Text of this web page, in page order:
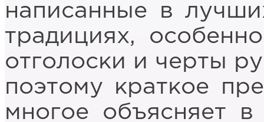
написанные в
традициях,
отголоски и черты
поэтому краткое
многое объясняет